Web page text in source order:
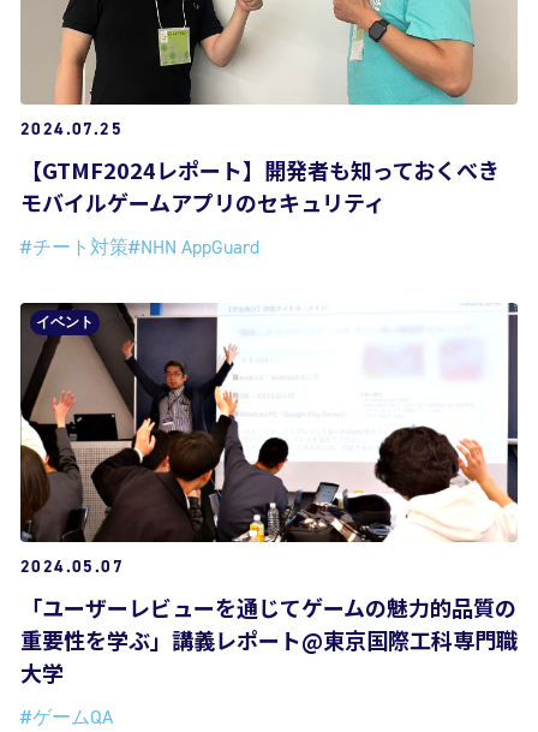
2024.07.25
【GTMF2024レポート】開発者も知っておくべき
モバイルゲームアプリのセキュリティ
#チート対策#NHN AppGuard
イベント
2024.05.07
「ユーザーレビューを通じてゲームの魅力的品質の
重要性を学ぶ」講義レポート@東京国際工科専門職
大学
#ゲームQA